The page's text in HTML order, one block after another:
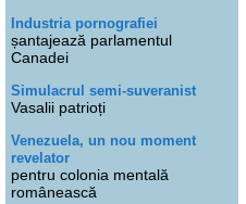
Industria pornografiei
șantajează parlamentul
Canadei
Simulacrul semi-suveranist
Vasalii patrioți
Venezuela, un nou moment
revelator
pentru colonia mentală
românească